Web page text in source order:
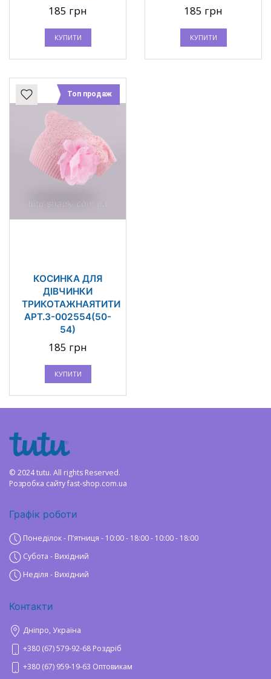
185 грн
КУПИТИ
185 грн
КУПИТИ
Топ продаж
КОСИНКА ДЛЯ
ДІВЧИНКИ
ТРИКОТАЖНАЯТИТИ
АРТ.3-002554(50-
54)
185 грн
КУПИТИ
© 2024 tutu. All rights Reserved.
Розробка сайтуfast-shop.com.ua
Графік роботи
Понеділок - Пʼятниця - 10:00 - 18:00 - 10:00 - 18:00
Субота - Вихідний
Неділя - Вихідний
Контакти
Дніпро, Україна
+380 (67) 579-92-68 Роздріб
+380 (67) 959-19-63 Оптовикам